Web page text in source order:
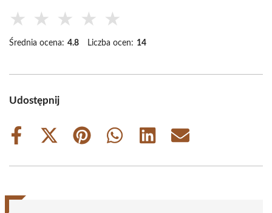
★ ★ ★ ★ ★
Średnia ocena: 4.8 Liczba ocen: 14
Udostępnij
Share
Share
(Twitter)
Share
Share
Share
Share